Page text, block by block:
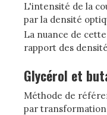
L'intensité de la
par la densité
La nuance de
rapport des
Glycérol et
Méthode de
par transformation